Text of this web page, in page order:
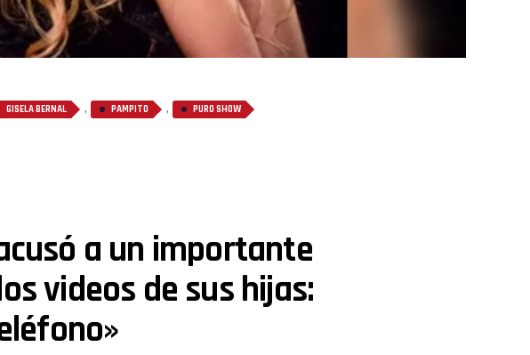
GISELA BERNAL , PAMPITO , PURO SHOW
a un importante
videos de sus hijas: